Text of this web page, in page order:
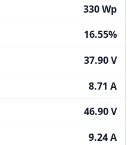
330 Wp
16.55%
37.90 V
8.71 A
46.90 V
9.24 A